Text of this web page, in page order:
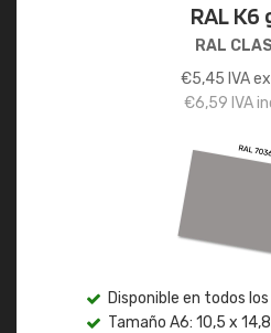
RAL K6
RAL
€5,45 IVA
€6,59 IVA
Disponible en todos
Tamaño A6: 10,5 x